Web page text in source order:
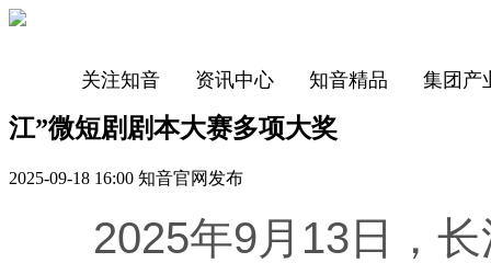
关注知音 资讯中心 知音精品 集团产
江”微短剧剧本大赛多项大奖
2025-09-18 16:00 知音官网发布
2025年9月13日，长